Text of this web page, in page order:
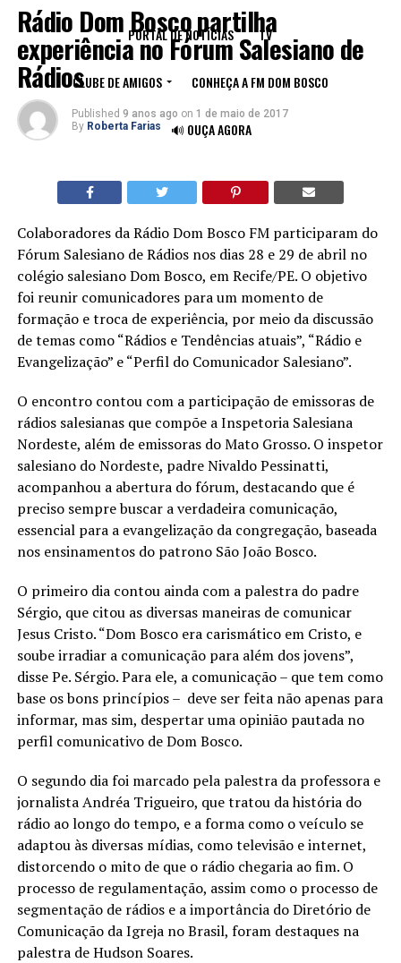
PORTAL DE NOTÍCIAS TV
CLUBE DE AMIGOS CONHEÇA A FM DOM BOSCO
🔊 OUÇA AGORA
Rádio Dom Bosco partilha
experiência no Fórum Salesiano de
Rádios
Published 9 anos ago on 1 de maio de 2017
By Roberta Farias
Colaboradores da Rádio Dom Bosco FM participaram do
Fórum Salesiano de Rádios nos dias 28 e 29 de abril no
colégio salesiano Dom Bosco, em Recife/PE. O objetivo
foi reunir comunicadores para um momento de
formação e troca de experiência, por meio da discussão
de temas como “Rádios e Tendências atuais”, “Rádio e
Evangelização” e “Perfil do Comunicador Salesiano”.
O encontro contou com a participação de emissoras de
rádios salesianas que compõe a Inspetoria Salesiana
Nordeste, além de emissoras do Mato Grosso. O inspetor
salesiano do Nordeste, padre Nivaldo Pessinatti,
acompanhou a abertura do fórum, destacando que é
preciso sempre buscar a verdadeira comunicação,
essencial para a evangelização da congregação, baseada
nos ensinamentos do patrono São João Bosco.
O primeiro dia contou ainda com a palestra do padre
Sérgio, que citou as diversas maneiras de comunicar
Jesus Cristo. “Dom Bosco era carismático em Cristo, e
soube irradiar a comunicação para além dos jovens”,
disse Pe. Sérgio. Para ele, a comunicação – que tem como
base os bons princípios – deve ser feita não apenas para
informar, mas sim, despertar uma opinião pautada no
perfil comunicativo de Dom Bosco.
O segundo dia foi marcado pela palestra da professora e
jornalista Andréa Trigueiro, que tratou da história do
rádio ao longo do tempo, e a forma como o veículo se
adaptou às diversas mídias, como televisão e internet,
distorcendo o mito de que o rádio chegaria ao fim. O
processo de regulamentação, assim como o processo de
segmentação de rádios e a importância do Diretório de
Comunicação da Igreja no Brasil, foram destaques na
palestra de Hudson Soares.